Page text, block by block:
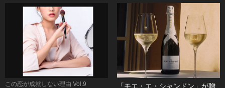
この恋が成就しない理由 Vol.9
「モエ・エ・シャンドン」が贈